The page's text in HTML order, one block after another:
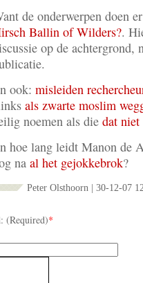
de onderwerpen doen
Ballin of Wilders?.
op de achtergrond,
ook: misleiden
als zwarte moslim
noemen als die dat niet
hoe lang leidt Manon de
na al het gejokkebrok?
Peter Olsthoorn | 30-12-07
(Required)*